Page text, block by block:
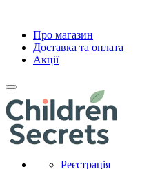
Про магазин
Доставка та оплата
Акції
Реєстрація